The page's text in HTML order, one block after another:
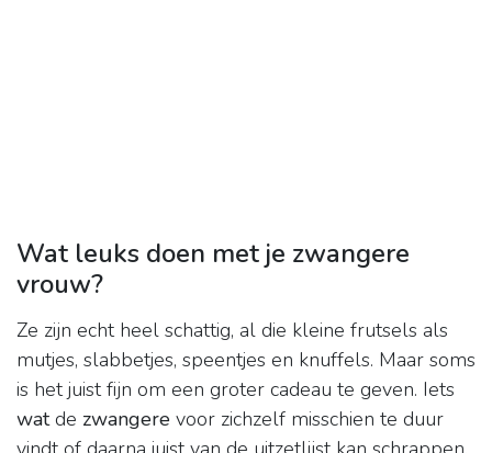
Wat leuks doen met je zwangere
vrouw?
Ze zijn echt heel schattig, al die kleine frutsels als
mutjes, slabbetjes, speentjes en knuffels. Maar soms
is het juist fijn om een groter cadeau te geven. Iets
watde zwangere voor zichzelf misschien te duur